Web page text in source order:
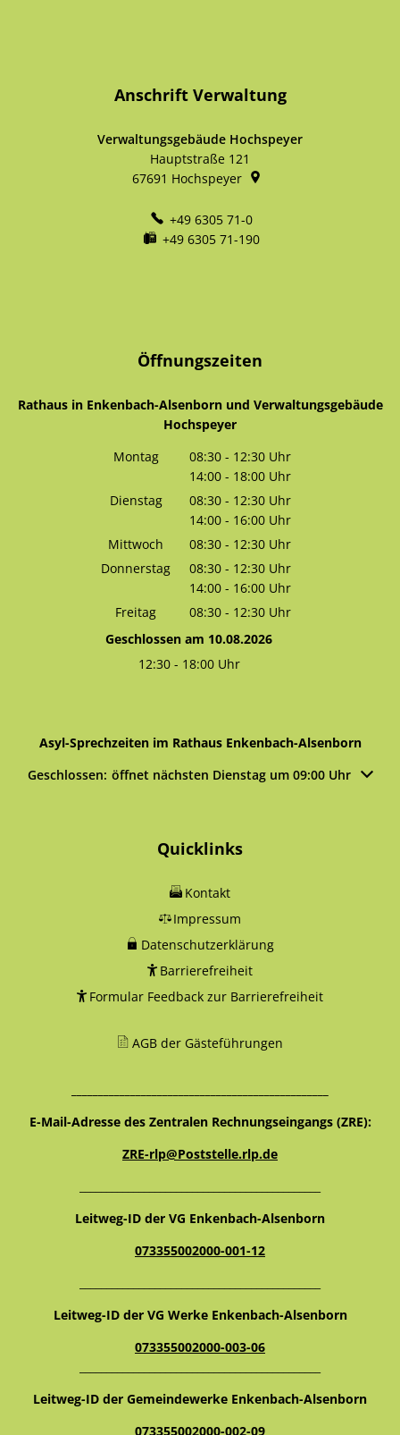
Anschrift Verwaltung
Verwaltungsgebäude Hochspeyer
Hauptstraße 121
67691 Hochspeyer
+49 6305 71-0
+49 6305 71-190
Öffnungszeiten
Rathaus in Enkenbach-Alsenborn und Verwaltungsgebäude
Hochspeyer
Montag
08:30 - 12:30 Uhr
Von 08:30 bis 12:30 Uhr
14:00 - 18:00 Uhr
Von 14:00 bis 18:00 Uhr
Dienstag 08:30 - 12:30 Uhr
Von 08:30 bis 12:30 Uhr
14:00 - 16:00 Uhr
Von 14:00 bis 16:00 Uhr
Mittwoch 08:30 - 12:30 Uhr
Von 08:30 bis 12:30 Uhr
Donnerstag 08:30 - 12:30 Uhr
Von 08:30 bis 12:30 Uhr
14:00 - 16:00 Uhr
Von 14:00 bis 16:00 Uhr
Freitag 08:30 - 12:30 Uhr
Von 08:30 bis 12:30 Uhr
Geschlossen am 10.08.2026
12:30- 18:00Uhr
Asyl-Sprechzeiten im Rathaus Enkenbach-Alsenborn
Klicken, um weitere Öffnungs- oder Schließzeiten
Geschlossen: öffnet nächsten Dienstag um 09:00 Uhr
Quicklinks
Kontakt
Impressum
Datenschutzerklärung
Barrierefreiheit
Formular Feedback zur Barrierefreiheit
AGB der Gästeführungen
E-Mail-Adresse des Zentralen Rechnungseingangs (ZRE):
ZRE-rlp@Poststelle.rlp.de
Leitweg-ID der VG Enkenbach-Alsenborn
073355002000-001-12
Leitweg-ID der VG Werke Enkenbach-Alsenborn
073355002000-003-06
Leitweg-ID der Gemeindewerke Enkenbach-Alsenborn
073355002000-002-09